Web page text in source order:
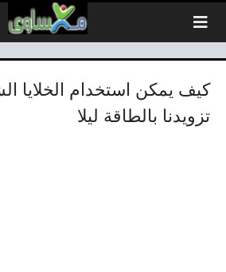
كيف يمكن استخدام الخلايا
تزويدنا بالطاقة ليلا